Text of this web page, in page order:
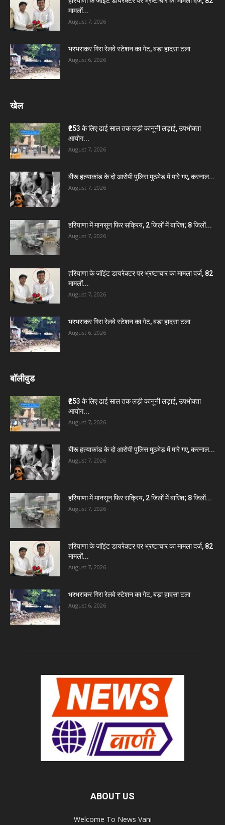
मामलों...
August 7, 2026
भरभराकर गिरा रेलवे स्टेशन का गेट, बड़ा हादसा टला
August 6, 2026
खेल
₹253 के लिए ढाई साल तक लड़ी कानूनी लड़ाई, उपभोक्ता
आयोग...
August 7, 2026
बीरू हत्याकांड के दो आरोपी पुलिस मुठभेड़ में मारे गए, करनाल...
August 7, 2026
हरियाणा में मानसून फिर सक्रिय, 2 जिलों में बारिश; 8 जिलों...
August 7, 2026
हरियाणा के जॉइंट डायरेक्टर पर भ्रष्टाचार का मामला दर्ज, 82
मामलों...
August 7, 2026
भरभराकर गिरा रेलवे स्टेशन का गेट, बड़ा हादसा टला
August 6, 2026
बॉलीवुड
₹253 के लिए ढाई साल तक लड़ी कानूनी लड़ाई, उपभोक्ता
आयोग...
August 7, 2026
बीरू हत्याकांड के दो आरोपी पुलिस मुठभेड़ में मारे गए, करनाल...
August 7, 2026
हरियाणा में मानसून फिर सक्रिय, 2 जिलों में बारिश; 8 जिलों...
August 7, 2026
हरियाणा के जॉइंट डायरेक्टर पर भ्रष्टाचार का मामला दर्ज, 82
मामलों...
August 7, 2026
भरभराकर गिरा रेलवे स्टेशन का गेट, बड़ा हादसा टला
August 6, 2026
ABOUT US
Welcome To News Vani